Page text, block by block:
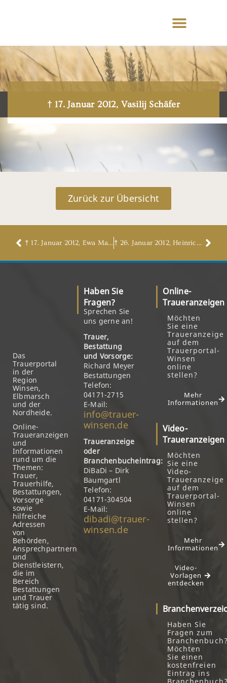
† 17. Januar 2012, Vasilij Schäfer
Zurück zur Übersicht
† 17. Januar 2012, Ewa Maria Pilarz, geb. Gabriel † 26. Januar 2012, Heinrich Petersen
Das
Trauerportal
in der
Region
Winsen,
Elbmarsch
und der
Nordheide.
Online-
Traueranzeigen
und
Informationen
rund um die
Themen:
Trauer,
Trauerhilfe,
Bestattungen,
Vorsorge
sowie
hilfreiche
Adressen
von
Behörden,
Ansprechpartnern
und
Dienstleistern,
die im
Bereich
Bestattungen
und Trauer
tätig sind.
Haben Sie
Fragen?
Sprechen Sie
uns gerne an!
Trauer,
Bestattung
und Vorsorge:
Richard Meyer
Bestattungen
Telefon:
04171-2715
E-Mail:
info@trauer-
winsen.de
Traueranzeige
oder
Branchenbucheintrag:
DiBaDi – Dirk
Baumgartl
Telefon:
04171-304504
E-Mail:
dibadi@trauer-
winsen.de
Online-
Traueranzeigen
Möchten
Sie eine
Traueranzeige
auf dem
Trauerportal-
Winsen
online
stellen?
Mehr
Informationen
Video-
Traueranzeigen
Möchten
Sie eine
Video-
Traueranzeige
auf dem
Trauerportal-
Winsen
online
stellen?
Mehr
Informationen
Video-
Vorlagen
entdecken
Haben Sie
Fragen zum
Möchten
Sie einen
kostenfreien
Eintrag ins